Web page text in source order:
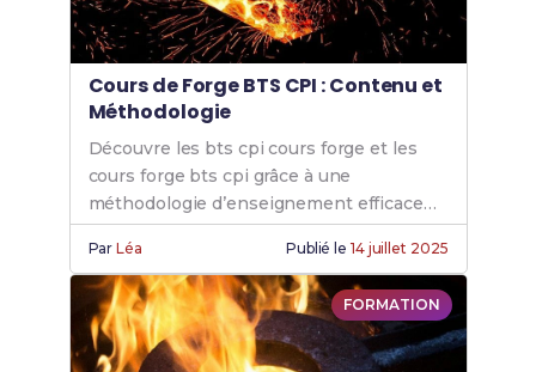
Cours de Forge BTS CPI : Contenu et
Méthodologie
Découvre les bts cpi cours forge et les
cours forge bts cpi grâce à une
méthodologie d’enseignement efficace
pour renforcer tes compétences forge
CPI.
ParLéa Publié le 14 juillet 2025
FORMATION